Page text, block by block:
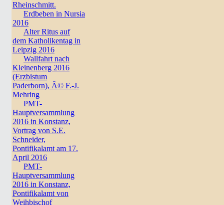
Rheinschmitt.
Erdbeben in Nursia
2016
Alter Ritus auf
dem Katholikentag in
Leipzig 2016
Wallfahrt nach
Kleinenberg 2016
(Erzbistum
Paderborn), Â© F.-J.
Mehring
PMT-
Hauptversammlung
2016 in Konstanz,
Vortrag von S.E.
Schneider,
Pontifikalamt am 17.
April 2016
PMT-
Hauptversammlung
2016 in Konstanz,
Pontifikalamt von
Weihbischof